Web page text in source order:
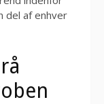
del af enhver